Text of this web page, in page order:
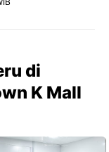
di
K Mall